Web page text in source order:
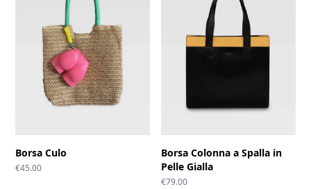
Borsa Culo
€45.00
Borsa Colonna a Spalla in
Pelle Gialla
€79.00